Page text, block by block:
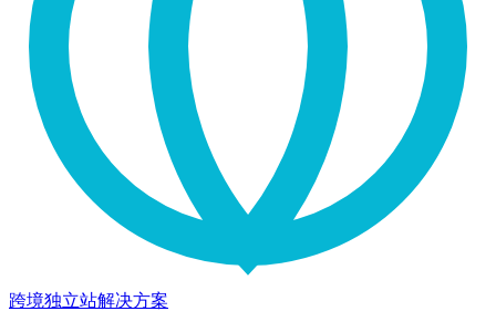
跨境独立站解决方案